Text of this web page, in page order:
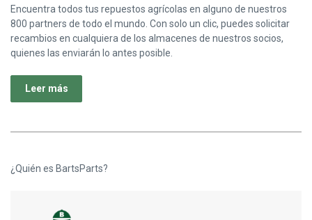
Encuentra todos tus repuestos agrícolas en alguno de nuestros
800 partners de todo el mundo. Con solo un clic, puedes solicitar
recambios en cualquiera de los almacenes de nuestros socios,
quienes las enviarán lo antes posible.
Leer más
¿Quién es BartsParts?